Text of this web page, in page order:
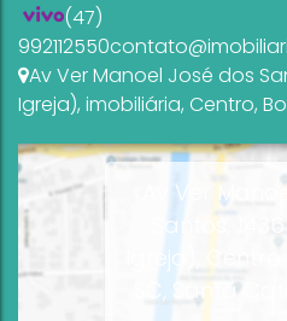
(47)
992112550
Av Ver Manoel José dos
Igreja), imobiliária, Centro,
Av Ver
Santos,
Igreja),
SC, Santa